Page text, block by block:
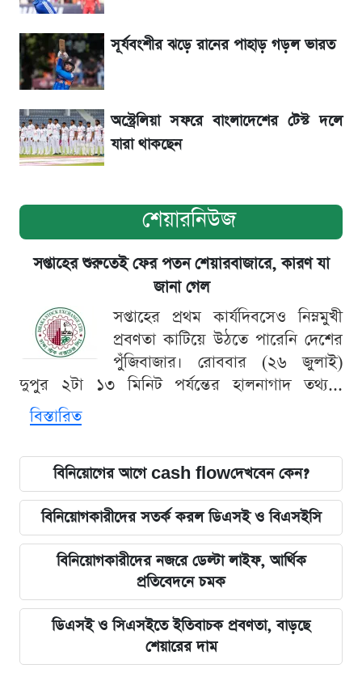
বাংলাদেশ নিয়ে যা বললেন সজীব ওয়াজেদ জয়
সূর্যবংশীর ঝড়ে রানের পাহাড় গড়ল ভারত
অস্ট্রেলিয়া সফরে বাংলাদেশের টেস্ট দলে
যারা থাকছেন
শেয়ারনিউজ
সপ্তাহের শুরুতেই ফের পতন শেয়ারবাজারে, কারণ যা
জানা গেল
সপ্তাহের প্রথম কার্যদিবসেও নিম্নমুখী
প্রবণতা কাটিয়ে উঠতে পারেনি দেশের
পুঁজিবাজার। রোববার (২৬ জুলাই)
দুপুর ২টা ১৩ মিনিট পর্যন্তের হালনাগাদ তথ্য...
বিস্তারিত
বিনিয়োগের আগে cash flowদেখবেন কেন?
বিনিয়োগকারীদের সতর্ক করল ডিএসই ও বিএসইসি
বিনিয়োগকারীদের নজরে ডেল্টা লাইফ, আর্থিক
প্রতিবেদনে চমক
ডিএসই ও সিএসইতে ইতিবাচক প্রবণতা, বাড়ছে
শেয়ারের দাম